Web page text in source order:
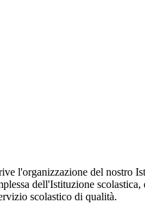
l'organizzazione del nostro
dell'Istituzione
scolastico di qualità.